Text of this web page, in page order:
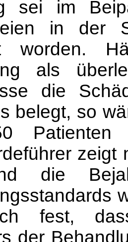
sei im
in der
worden.
als
die
belegt, so
Patienten
zeigt
die
fest,
der